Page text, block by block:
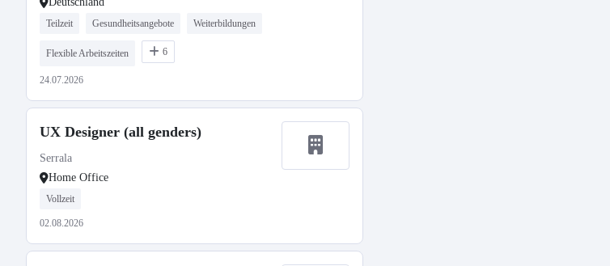
Teilzeit Gesundheitsangebote Weiterbildungen
Flexible Arbeitszeiten 6
24.07.2026
UX Designer (all genders)
Serrala
Home Office
Vollzeit
02.08.2026